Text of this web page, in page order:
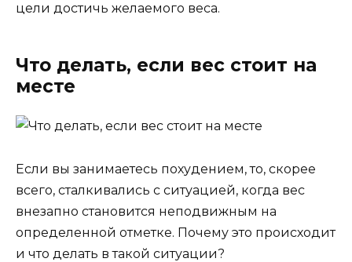
цели достичь желаемого веса.
Что делать, если вес стоит на
месте
Если вы занимаетесь похудением, то, скорее
всего, сталкивались с ситуацией, когда вес
внезапно становится неподвижным на
определенной отметке. Почему это происходит
и что делать в такой ситуации?